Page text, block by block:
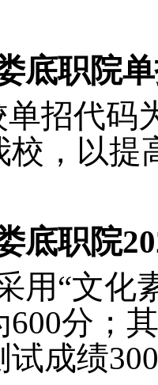
底职院
单招代码
校，以提
底职院
用“文化
分；
成绩